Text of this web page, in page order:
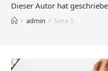
Dieser Autor hat
admin Seite 5